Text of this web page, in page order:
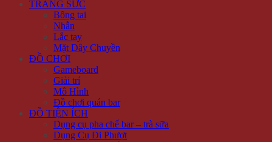
TRANG SỨC
Bông tai
Nhẫn
Lắc tay
Mặt Dây Chuyền
ĐỒ CHƠI
Gameboard
Giải trí
Mô Hình
Đồ chơi quán bar
ĐỒ TIỆN ÍCH
Dụng cụ pha chế bar – trà sữa
Dụng Cụ Đi Phượt